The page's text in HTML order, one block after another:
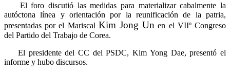
El foro discutió las medidas para materializar cabalmente la
autóctona línea y orientación por la reunificación de la patria,
presentadas por el Mariscal Kim Jong Un en el VIIº Congreso
del Partido del Trabajo de Corea.
El presidente del CC del PSDC, Kim Yong Dae, presentó el
informe y hubo discursos.